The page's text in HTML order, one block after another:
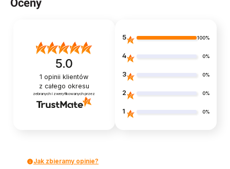
Oceny
5.0
1 opinii klientów
z całego okresu
zebranych i zweryfikowanych przez
5 100%
4 0%
3 0%
2 0%
1 0%
Jak zbieramy opinie?